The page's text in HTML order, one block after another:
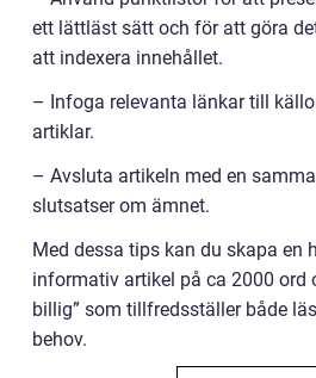
ett lättläst sätt och för att göra
att indexera innehållet.
– Infoga relevanta länkar till
artiklar.
– Avsluta artikeln med en
slutsatser om ämnet.
Med dessa tips kan du skapa en
informativ artikel på ca 2000 ord
billig” som tillfredsställer både
behov.